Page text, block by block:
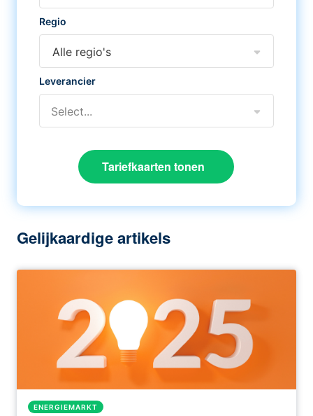
Regio
Alle regio's
Leverancier
Select...
Tariefkaarten tonen
Gelijkaardige artikels
ENERGIEMARKT